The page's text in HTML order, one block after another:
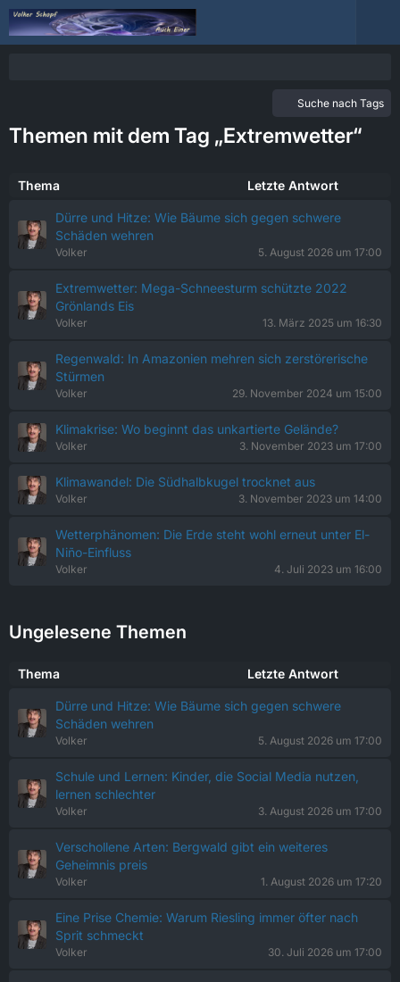
Suche nach Tags
Themen mit dem Tag „Extremwetter“
Thema Letzte Antwort
Dürre und Hitze: Wie Bäume sich gegen schwere
Schäden wehren
Volker 5. August 2026 um 17:00
Extremwetter: Mega-Schneesturm schützte 2022
Grönlands Eis
Volker 13. März 2025 um 16:30
Regenwald: In Amazonien mehren sich zerstörerische
Stürmen
Volker 29. November 2024 um 15:00
Klimakrise: Wo beginnt das unkartierte Gelände?
Volker 3. November 2023 um 17:00
Klimawandel: Die Südhalbkugel trocknet aus
Volker 3. November 2023 um 14:00
Wetterphänomen: Die Erde steht wohl erneut unter El-
Niño-Einfluss
Volker 4. Juli 2023 um 16:00
Ungelesene Themen
Thema Letzte Antwort
Dürre und Hitze: Wie Bäume sich gegen schwere
Schäden wehren
Volker 5. August 2026 um 17:00
Schule und Lernen: Kinder, die Social Media nutzen,
lernen schlechter
Volker 3. August 2026 um 17:00
Verschollene Arten: Bergwald gibt ein weiteres
Geheimnis preis
Volker 1. August 2026 um 17:20
Eine Prise Chemie: Warum Riesling immer öfter nach
Sprit schmeckt
Volker 30. Juli 2026 um 17:00